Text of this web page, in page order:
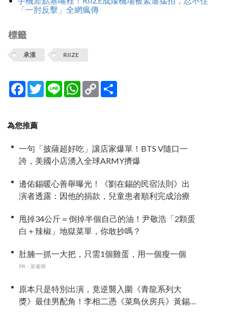
「一肘反擊」全網瘋傳
標籤
承漢 RIIZE
Facebook
TwitterLine WhatsApp
Copy
Link
為您推薦
一句「披薩超好吃」讓店家爆單！BTS V隨口一
誇，美國小店湧入全球ARMY擠爆
邊佑錫暖心善舉曝光！《劉在錫的民宿法則》出
演者透露：因他的捐款，兒童患者順利完成治療
甩掉34公斤＝倒掉半個自己的油！尹敬浩「2顆蛋
白＋辣椒」地獄菜單，你敢抄嗎？
肚腩一抓一大把，只需1個雞蛋，用一個瘦一個
PR・新素簡
原本只是特別出演，竟逆襲入圍《青龍系列大
獎》最佳男配角！李相二憑《菜鳥伙房兵》黃錫